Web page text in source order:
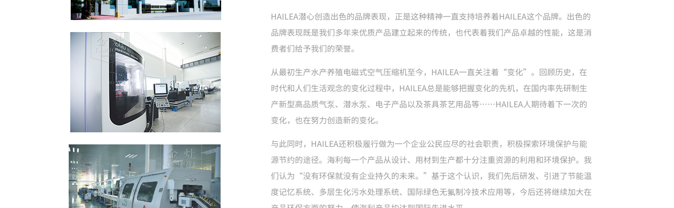
HAILEA潜心创造出色的品牌表现，正是这种精神一直支持培养着HAILEA这个品牌。出色的
品牌表现既是我们多年来优质产品建立起来的传统，也代表着我们产品卓越的性能，这是消
费者们给予我们的荣誉。
从最初生产水产养殖电磁式空气压缩机至今，HAILEA一直关注着“变化”。回顾历史，在
时代和人们生活观念的变化过程中，HAILEA总是能够把握变化的先机，在国内率先研制生
产新型高品质气泵、潜水泵、电子产品以及茶具茶艺用品等……HAILEA人期待着下一次的
变化，也在努力创造新的变化。
与此同时，HAILEA还积极履行做为一个企业公民应尽的社会职责，积极探索环境保护与能
源节约的途径。海利每一个产品从设计、用材到生产都十分注重资源的利用和环境保护。我
们认为“没有环保就没有企业持久的未来。”基于这个认识，我们先后研发、引进了节能温
度记忆系统、多层生化污水处理系统、国际绿色无氟制冷技术应用等，今后还将继续加大在